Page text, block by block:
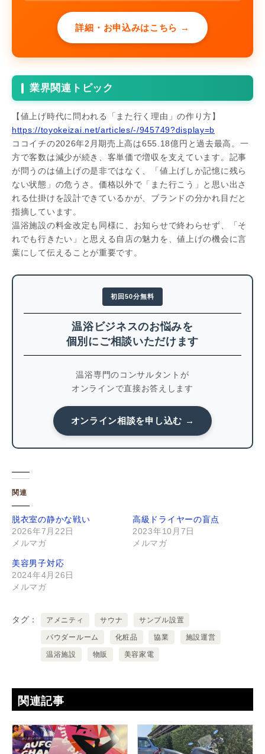
詳細・お申込みはこちら →
業界関連トピック
【値上げ時代に問われる「また行く理由」の作り方】
https://toyokeizai.net/articles/-/945749?display=b
ココイチの2026年2月期売上高は655.18億円と過去最高。一
方で客数は減少が続き、客単価で増収を支えています。記事
が問うのは値上げの是非ではなく、「値上げしか記憶に残ら
ない状態」の危うさ。価格以外で「また行こう」と思い出さ
れる仕掛けを設計できているかが、ブランドの分かれ目だと
指摘しています。
温浴施設の料金改定も同様に、お知らせで終わらせず、「そ
れでも行きたい」と思える自店の魅力を、値上げの機会に言
葉にして伝えることが重要です。
初回50分無料
温浴ビジネスのお悩みを
個別にご相談いただけます
温浴専門のコンサルタントが
オンラインで直接お答えします
オンライン相談を申し込む →
関連
脱衣室の静かな戦い
2026年7月22日
メルマガ
高級ドライヤーの盲点
2023年10月7日
メルマガ
美容男子対応
2024年4月26日
メルマガ
タグ アメニティ サウナ サンプル設置
パウダールーム 化粧品 協業 施設運営
温浴施設 物販 美容家電
関連記事